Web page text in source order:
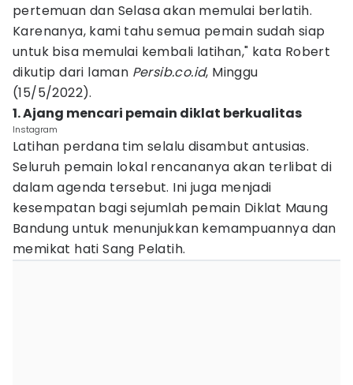
pertemuan dan Selasa akan memulai berlatih.
Karenanya, kami tahu semua pemain sudah siap
untuk bisa memulai kembali latihan," kata Robert
dikutip dari laman Persib.co.id, Minggu
(15/5/2022).
1. Ajang mencari pemain diklat berkualitas
Instagram
Latihan perdana tim selalu disambut antusias.
Seluruh pemain lokal rencananya akan terlibat di
dalam agenda tersebut. Ini juga menjadi
kesempatan bagi sejumlah pemain Diklat Maung
Bandung untuk menunjukkan kemampuannya dan
memikat hati Sang Pelatih.